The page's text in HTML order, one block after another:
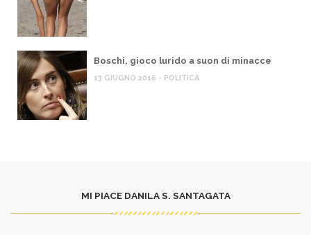
Boschi, gioco lurido a suon di minacce
13 GIUGNO 2016 - POLITICA
MI PIACE DANILA S. SANTAGATA